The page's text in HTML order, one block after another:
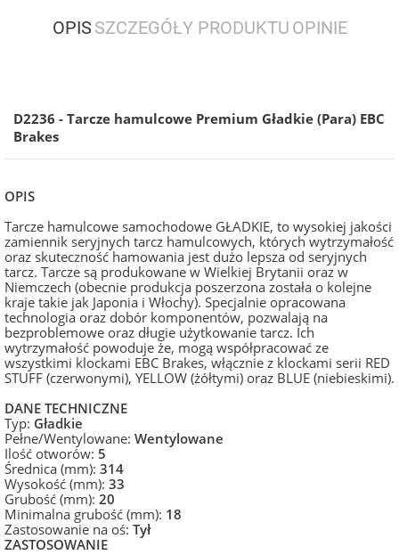
OPIS SZCZEGÓŁY PRODUKTU OPINIE
D2236 - Tarcze hamulcowe Premium Gładkie (Para) EBC
Brakes
OPIS
Tarcze hamulcowe samochodowe GŁADKIE, to wysokiej jakości
zamiennik seryjnych tarcz hamulcowych, których wytrzymałość
oraz skuteczność hamowania jest dużo lepsza od seryjnych
tarcz. Tarcze są produkowane w Wielkiej Brytanii oraz w
Niemczech (obecnie produkcja poszerzona została o kolejne
kraje takie jak Japonia i Włochy). Specjalnie opracowana
technologia oraz dobór komponentów, pozwalają na
bezproblemowe oraz długie użytkowanie tarcz. Ich
wytrzymałość powoduje że, mogą współpracować ze
wszystkimi klockami EBC Brakes, włącznie z klockami serii RED
STUFF (czerwonymi), YELLOW (żółtymi) oraz BLUE (niebieskimi).
DANE TECHNICZNE
Typ: Gładkie
Pełne/Wentylowane: Wentylowane
Ilość otworów: 5
Średnica (mm): 314
Wysokość (mm): 33
Grubość (mm): 20
Minimalna grubość (mm): 18
Zastosowanie na oś: Tył
ZASTOSOWANIE